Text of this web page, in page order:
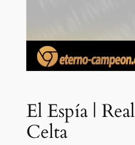
El Espía |
Celta